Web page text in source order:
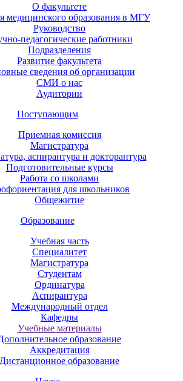
О факультете
медицинского образования в МГУ
Руководство
педагогические работники
Подразделения
Развитие факультета
сведения об организации
СМИ о нас
Аудитории
Поступающим
Приемная комиссия
Магистратура
аспирантура и докторантура
Подготовительные курсы
Работа со школами
для школьников
Общежитие
Образование
Учебная часть
Специалитет
Магистратура
Студентам
Ординатура
Аспирантура
Международный отдел
Кафедры
Учебные материалы
образование
Аккредитация
Дистанционное образование